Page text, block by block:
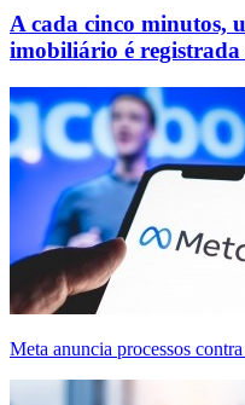
A cada cinco minutos,
imobiliário é registrada
Meta anuncia processos